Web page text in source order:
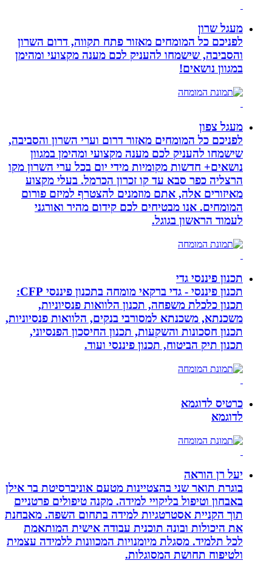
מעגל שרון
לפניכם כל המומחים מאזור פתח תקווה, דרום השרון
והסביבה, שישמחו להעניק לכם מענה מקצועי ומהימן
במגוון נושאים!
מעגל צפון
לפניכם כל המומחים מאזור דרום וערי השרון והסביבה,
שישמחו להעניק לכם מענה מקצועי ומהימן במגוון
נושאים+ חדשות מקומיות מידי יום בכל ערי השרון מקו
הרצליה כפר סבא עד קו זכרון הכרמל. בעלי מקצוע
מאיזורים אלה, אתם מוזמנים להצטרף למיזם פורום
המומחים. אנו מבטיחים לכם קידום מהיר ואורגני
לעמוד הראשון בגוגל.
תכנון פיננסי גדי
תכנון פיננסי - גדי ברקאי מומחה בתכנון פיננסי CFP:
תכנון כלכלת משפחה, תכנון הלוואות פנסיוניות,
משכנתא, משכנתא למסורבי בנקים, הלוואות פנסיוניות,
תכנון חסכונות והשקעות, תכנון החיסכון הפנסיוני,
תכנון תיק הביטוח, תכנון פיננסי ועוד.
כרטיס לדוגמא
לדוגמא
יעל רן הוראה
בוגרת תואר שני בהצטיינות מטעם אוניברסיטת בר אילן
באבחון וטיפול בליקויי למידה. מקנה טיפולים פרטניים
תוך הקניית אסטרטגיות למידה בתחום השפה. מאבחנת
את היכולות ובונה תוכנית עבודה אישית המותאמת
לכל תלמיד. מסגלת מיומנויות המכוונות ללמידה עצמית
ולטיפוח תחושת המסוגלות.